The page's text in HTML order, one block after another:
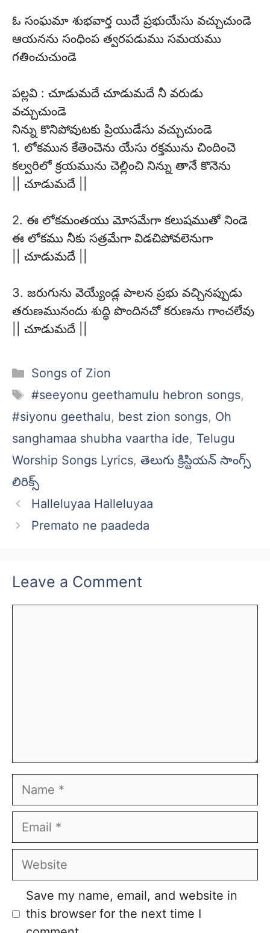
ఓ సంఘమా శుభవార్త యిదే ప్రభుయేసు వచ్చుచుండె
ఆయనను సంధింప త్వరపడుము సమయము
గతించుచుండె
పల్లవి : చూడుమదే చూడుమదే నీ వరుడు
వచ్చుచుండె
నిన్ను కొనిపోవుటకు ప్రియుడేసు వచ్చుచుండె
1. లోకమున కేతెంచెను యేసు రక్తమును చిందించె
కల్వరిలో క్రయమును చెల్లించి నిన్ను తానే కొనెను
|| చూడుమదే ||
2. ఈ లోకమంతయు మోసమేగా కలుషముతో నిండె
ఈ లోకము నీకు సత్రమేగా విడచిపోవలెనుగా
|| చూడుమదే ||
3. జరుగును వెయ్యేండ్ల పాలన ప్రభు వచ్చినప్పుడు
తరుణమునందు శుద్ధి పొందినచో కరుణను గాంచలేవు
|| చూడుమదే ||
Categories
Songs of Zion
Tags
#seeyonu geethamulu hebron songs,
#siyonu geethalu, best zion songs, Oh
sanghamaa shubha vaartha ide, Telugu
Worship Songs Lyrics, తెలుగు క్రిస్టియన్ సాంగ్స్
లిరిక్స్
Halleluyaa Halleluyaa
Premato ne paadeda
Leave a Comment
Name
Email
Website
Save my name, email, and website in
this browser for the next time I